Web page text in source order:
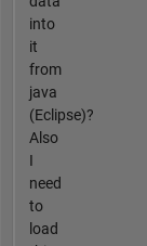
into
it
from
java
(Eclipse)?
Also
I
need
to
load